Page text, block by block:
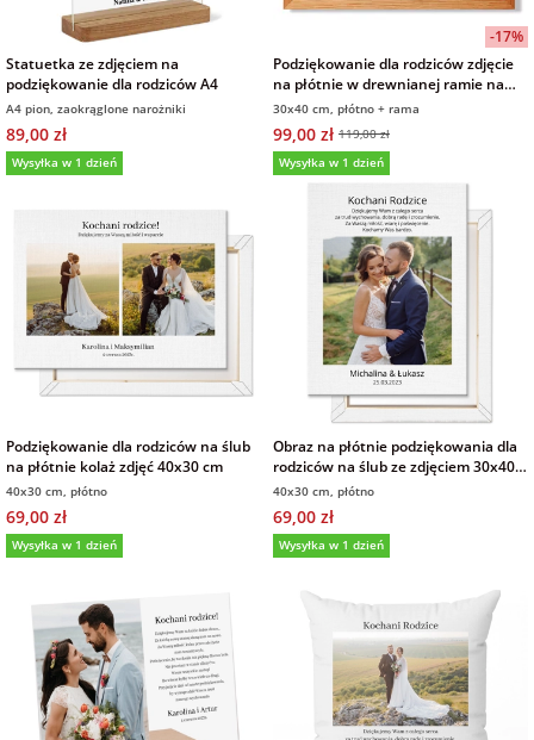
Statuetka ze zdjęciem na
podziękowanie dla rodziców A4
A4 pion, zaokrąglone narożniki
89,00 zł
Wysyłka w 1 dzień
-17%
Podziękowanie dla rodziców zdjęcie
na płótnie w drewnianej ramie na
ślub 30x40 cm
30x40 cm, płótno + rama
99,00 zł 119,00 zł
Wysyłka w 1 dzień
Podziękowanie dla rodziców na ślub
na płótnie kolaż zdjęć 40x30 cm
40x30 cm, płótno
69,00 zł
Wysyłka w 1 dzień
Obraz na płótnie podziękowania dla
rodziców na ślub ze zdjęciem 30x40
cm
40x30 cm, płótno
69,00 zł
Wysyłka w 1 dzień